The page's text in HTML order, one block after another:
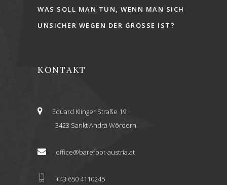
WAS SOLL MAN TUN, WENN MAN SICH
UNSICHER WEGEN DER GRÖSSE IST?
KONTAKT
Eduard Klinger Straße 19
3423 Sankt Andrä Wördern
office@barefoot-austria.at
+43 650 4110245